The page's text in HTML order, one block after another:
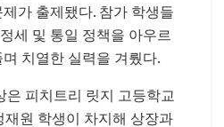
가 출제됐다. 참가 학생들
세 및 통일 정책을 아우르
치열한 실력을 겨뤘다.
은 피치트리 릿지 고등학교
원 학생이 차지해 상장과